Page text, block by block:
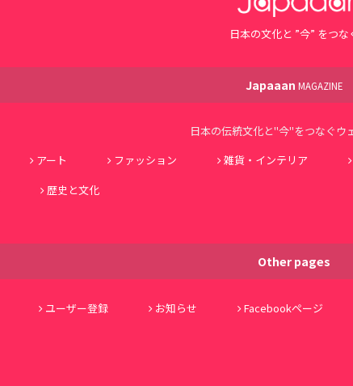
日本の文化と ”今” をつな
Japaaan MAGAZINE
日本の伝統文化と"今"をつなぐウ
アート ファッション 雑貨・インテリア
歴史と文化
Other pages
ユーザー登録 お知らせ Facebookページ